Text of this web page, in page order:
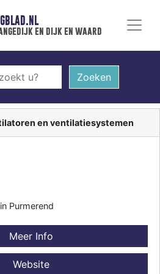
en dijk en waard
Zoeken
en ventilatiesystemen
Purmerend
Meer Info
Website